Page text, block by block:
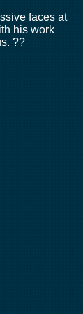
faces at
his work
??